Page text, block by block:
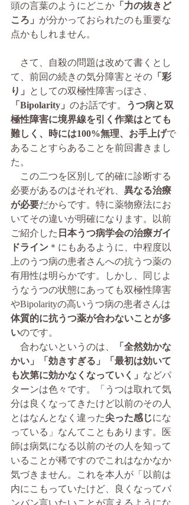
頭の言葉のようにどこか 「力の抜きど
ころ」 が分かっておられたのも重要な
点かもしれません。
さて、自殺の問題は改めて書くとし
て、前回の続きの気分障害とその 「彩
り」
としての双極性障害っぽさ、
「Bipolarity」 のお話です。
うつ病と双
極性障害に境界線を引く作業はとても
難しく、時には100%無理、お手上げで
あることすらあることを前回書きまし
た。
この二つを区別して的確に診断する
必要があるのはそれぞれ、 異なる治療
が必要だからです。特に薬物療法にお
いてその違いが明確になります。以前
ご紹介した 日本うつ病学会の治療ガイ
ドライン ＊にもあるように、中程度以
上のうつ病の患者さんへの抗うつ薬の
有用性は明らかです。しかし、同じよ
うなうつの状態にあっても双極性障害
やBipolarityの高いうつ病の患者さんは
体質的に抗うつ薬が合わないことが多
いのです。
合わないというのは、
「全然効かな
かい」「効きすぎる」「最初は効いて
も次第に効かなくなっていく」 などパ
ターンは色々です。「うつは取れて気
分は良くなってきたけど以前のその人
とはなんとなく違った尖った感じにな
っている」なんてこともあります。医
師は病気になる以前のその人を知って
いることが稀ですのでこれはなかなか
気づきません。これを本人が「以前は
内にこもっていたけど、良くなってバ
ンバン言いたいことが言えるようにな